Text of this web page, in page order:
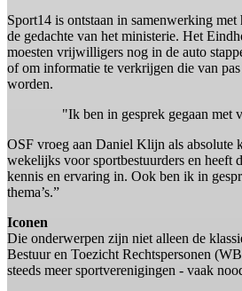
Sport14 is ontstaan in samenwerking
de gedachte van het ministerie. Het
moesten vrijwilligers nog in de auto
of om informatie te verkrijgen die van
worden.
"Ik ben in gesprek gegaan met
OSF vroeg aan Daniel Klijn als absolute
wekelijks voor sportbestuurders en
kennis en ervaring in. Ook ben ik in
thema’s.”
Iconen
Die onderwerpen zijn niet alleen de
Bestuur en Toezicht Rechtspersonen
steeds meer sportverenigingen - vaak